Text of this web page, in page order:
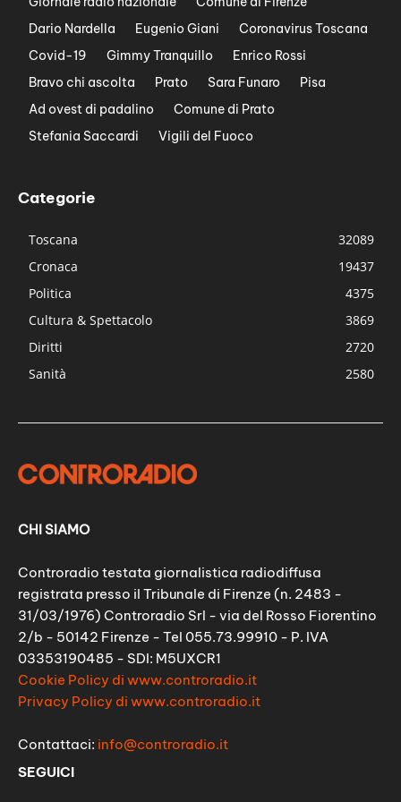
Dario Nardella
Eugenio Giani
Coronavirus Toscana
Covid-19
Gimmy Tranquillo
Enrico Rossi
Bravo chi ascolta
Prato Sara Funaro
Pisa
Ad ovest di padalino
Comune di Prato
Stefania Saccardi
Vigili del Fuoco
Categorie
Toscana
32089
Cronaca
19437
Politica
4375
Cultura & Spettacolo
3869
Diritti
2720
Sanità
2580
CHI SIAMO
Controradio testata giornalistica radiodiffusa
registrata presso il Tribunale di Firenze (n. 2483 -
31/03/1976) Controradio Srl - via del Rosso Fiorentino
2/b - 50142 Firenze - Tel 055.73.99910 - P. IVA
03353190485 - SDI: M5UXCR1
Cookie Policy di www.controradio.it
Privacy Policy di www.controradio.it
Contattaci: info@controradio.it
SEGUICI